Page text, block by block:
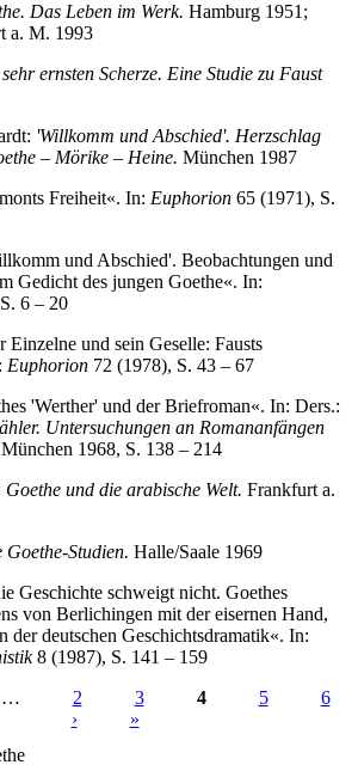
Das Leben im Werk. Hamburg 1951;
a. M. 1993
ernsten Scherze. Eine Studie zu Faust
'Willkomm und Abschied'. Herzschlag
– Mörike – Heine. München 1987
Freiheit«. In: Euphorion 65 (1971), S.
und Abschied'. Beobachtungen und
Gedicht des jungen Goethe«. In:
6 – 20
Einzelne und sein Geselle: Fausts
Euphorion 72 (1978), S. 43 – 67
'Werther' und der Briefroman«. In: Ders.:
Untersuchungen an Romananfängen
München 1968, S. 138 – 214
Goethe und die arabische Welt. Frankfurt a.
Goethe-Studien. Halle/Saale 1969
Geschichte schweigt nicht. Goethes
von Berlichingen mit der eisernen Hand,
der deutschen Geschichtsdramatik«. In:
8 (1987), S. 141 – 159
… 2 3 4 5
6
›
»